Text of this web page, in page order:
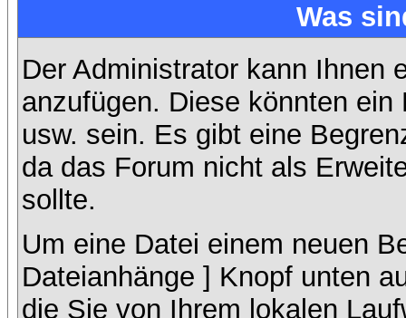
Was
Der Administrator kann Ihnen
anzufügen. Diese könnten
usw. sein. Es gibt eine
da das Forum nicht als
sollte.
Um eine Datei einem neuen
Dateianhänge ] Knopf unten
die Sie von Ihrem lokalen